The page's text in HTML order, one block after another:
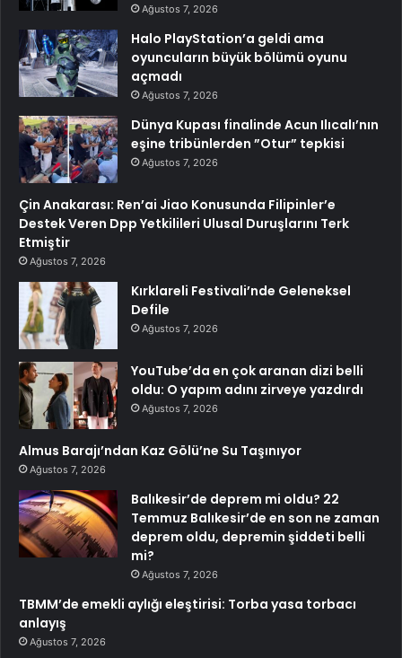
Ağustos 7, 2026
Halo PlayStation’a geldi ama
oyuncuların büyük bölümü oyunu
açmadı
Ağustos 7, 2026
Dünya Kupası finalinde Acun Ilıcalı’nın
eşine tribünlerden ”Otur” tepkisi
Ağustos 7, 2026
Çin Anakarası: Ren’ai Jiao Konusunda Filipinler’e
Destek Veren Dpp Yetkilileri Ulusal Duruşlarını Terk
Etmiştir
Ağustos 7, 2026
Kırklareli Festivali’nde Geleneksel
Defile
Ağustos 7, 2026
YouTube’da en çok aranan dizi belli
oldu: O yapım adını zirveye yazdırdı
Ağustos 7, 2026
Almus Barajı’ndan Kaz Gölü’ne Su Taşınıyor
Ağustos 7, 2026
Balıkesir’de deprem mi oldu? 22
Temmuz Balıkesir’de en son ne zaman
deprem oldu, depremin şiddeti belli
mi?
Ağustos 7, 2026
TBMM’de emekli aylığı eleştirisi: Torba yasa torbacı
anlayış
Ağustos 7, 2026